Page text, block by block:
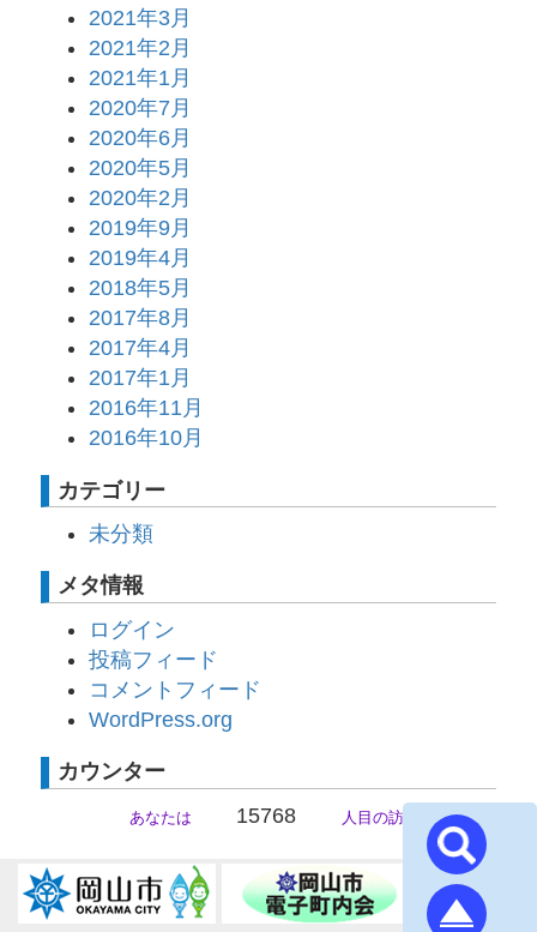
2021年3月
2021年2月
2021年1月
2020年7月
2020年6月
2020年5月
2020年2月
2019年9月
2019年4月
2018年5月
2017年8月
2017年4月
2017年1月
2016年11月
2016年10月
カテゴリー
未分類
メタ情報
ログイン
投稿フィード
コメントフィード
WordPress.org
カウンター
あなたは 15768 人目の訪問者です